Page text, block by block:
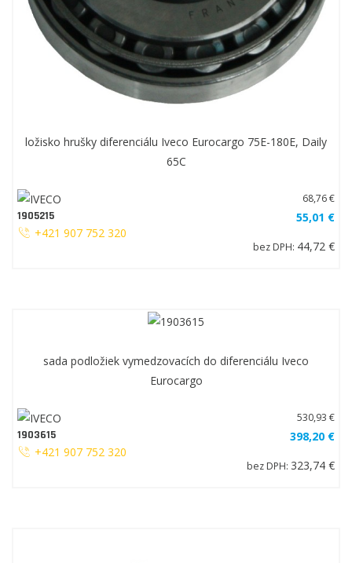
ložisko hrušky diferenciálu Iveco Eurocargo 75E-180E, Daily
65C
1905215
+421 907 752 320
68,76 €
55,01 €
bez DPH: 44,72 €
sada podložiek vymedzovacích do diferenciálu Iveco
Eurocargo
1903615
+421 907 752 320
530,93 €
398,20 €
bez DPH: 323,74 €